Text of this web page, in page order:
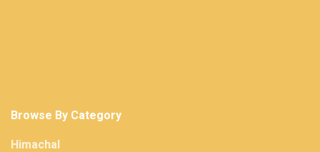
Browse By Category
Himachal